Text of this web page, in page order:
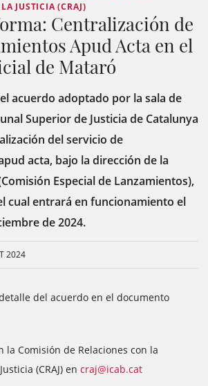
JUSTICIA (CRAJ)
Centralización de
Apud Acta en el
de Mataró
acuerdo adoptado por la sala de
Superior de Justicia de Catalunya
del servicio de
acta, bajo la dirección de la
Especial de Lanzamientos),
cual entrará en funcionamiento el
de 2024.
2024
del acuerdo en el documento
la Comisión de Relaciones con la
(CRAJ) en craj@icab.cat